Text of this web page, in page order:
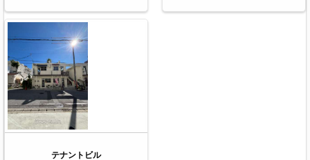
テナントビル